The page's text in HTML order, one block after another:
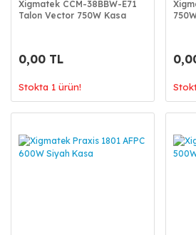
Xigmatek CCM-38BBW-E71
Talon Vector 750W Kasa
0,00 TL
Stokta 1 ürün!